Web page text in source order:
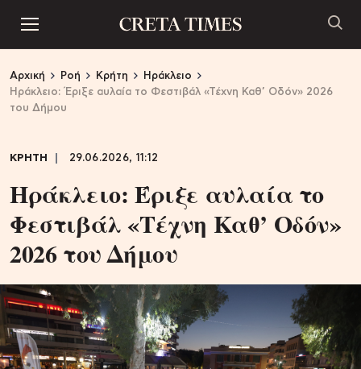
Αρχική Ροή Κρήτη
Ηράκλειο
Ηράκλειο: Έριξε αυλαία το Φεστιβάλ «Τέχνη Καθ’ Οδόν» 2026
του Δήμου
ΚΡΗΤΗ 29.06.2026, 11:12
Ηράκλειο: Έριξε αυλαία το
Φεστιβάλ «Τέχνη Καθ’ Οδόν»
2026 του Δήμου